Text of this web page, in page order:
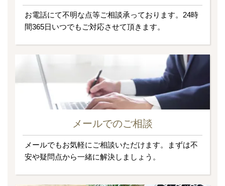
お電話にて不明な点等ご相談承っております。24時
間365日いつでもご対応させて頂きます。
メールでのご相談
メールでもお気軽にご相談いただけます。まずは不
安や疑問点から一緒に解決しましょう。